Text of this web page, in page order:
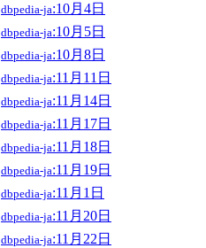
dbpedia-ja:10月4日
dbpedia-ja:10月5日
dbpedia-ja:10月8日
dbpedia-ja:11月11日
dbpedia-ja:11月14日
dbpedia-ja:11月17日
dbpedia-ja:11月18日
dbpedia-ja:11月19日
dbpedia-ja:11月1日
dbpedia-ja:11月20日
dbpedia-ja:11月22日